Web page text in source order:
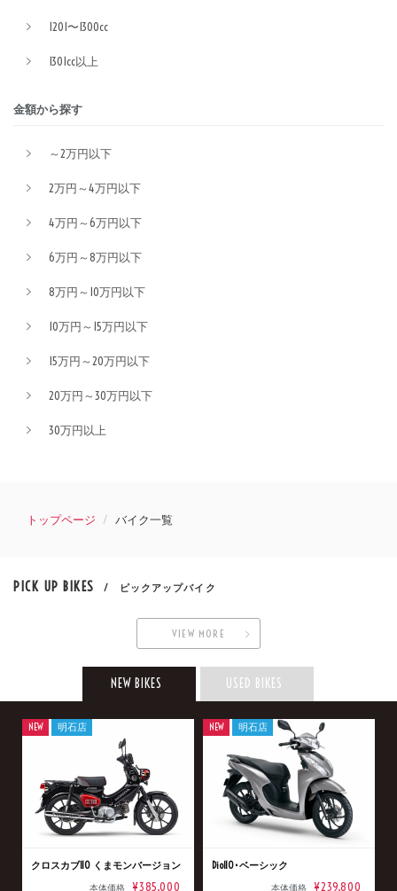
1201〜1300cc
1301cc以上
金額から探す
～2万円以下
2万円～4万円以下
4万円～6万円以下
6万円～8万円以下
8万円～10万円以下
10万円～15万円以下
15万円～20万円以下
20万円～30万円以下
30万円以上
トップページ バイク一覧
PICK UP BIKES / ピックアップバイク
VIEW MORE
NEW BIKES USED BIKES
クロスカブ110 くまモンバージョン
本体価格 ¥385,000
NEW 明石店
Dio110･ベーシック
本体価格 ¥239,800
NEW 明石店